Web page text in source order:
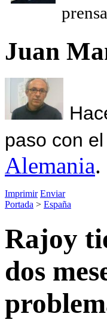
Juan
paso con
Alemania.
Imprimir Enviar
Portada > España
Rajoy
dos